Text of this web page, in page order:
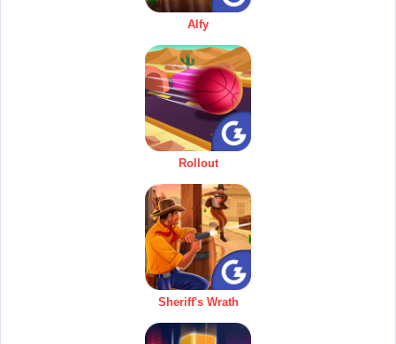
Alfy
Rollout
Sheriff's Wrath